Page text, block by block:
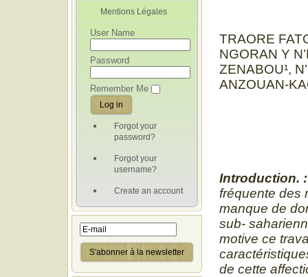
Mentions Légales
User Name
Password
Remember Me
Forgot your
password?
Forgot your
username?
Create an account
TRAORE
NGORAN Y
ZENABOU¹,
ANZOUAN-
Introduction.
fréquente des
manque de
sub-
motive ce
de cette